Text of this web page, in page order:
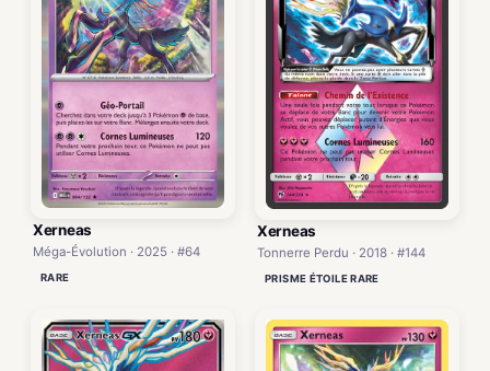
Xerneas
Méga-Évolution · 2025 · #64
RARE
Xerneas
Tonnerre Perdu · 2018 · #144
PRISME ÉTOILE RARE